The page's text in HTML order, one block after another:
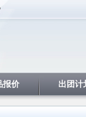
报价 出团计